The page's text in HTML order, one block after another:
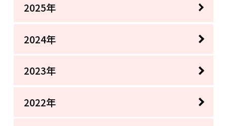
2025年
2024年
2023年
2022年